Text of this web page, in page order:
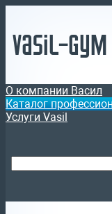
Vasil-Gym
О компании Васил
Каталог
Услуги Vasil